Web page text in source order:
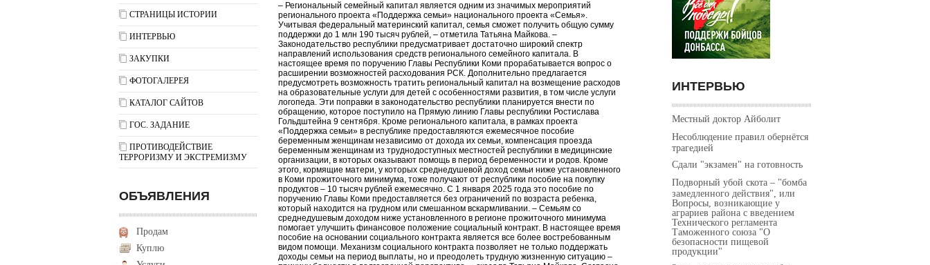
СТРАНИЦЫ ИСТОРИИ
ИНТЕРВЬЮ
ЗАКУПКИ
ФОТОГАЛЕРЕЯ
КАТАЛОГ САЙТОВ
ГОС. ЗАДАНИЕ
ПРОТИВОДЕЙСТВИЕ
ТЕРРОРИЗМУ И ЭКСТРЕМИЗМУ
ОБЪЯВЛЕНИЯ
Продам
Куплю
– Региональный семейный капитал является одним из значимых мероприятий
регионального проекта «Поддержка семьи» национального проекта «Семья».
Учитывая федеральный материнский капитал, семья сможет получить общую сумму
поддержки до 1 млн 190 тысяч рублей, – отметила Татьяна Майкова. –
Законодательство республики предусматривает достаточно широкий спектр
направлений использования средств регионального семейного капитала. В
настоящее время по поручению Главы Республики Коми прорабатывается вопрос о
расширении возможностей расходования РСК. Дополнительно предлагается
предусмотреть возможность тратить региональный капитал на возмещение расходов
на образовательные услуги для детей с особенностями развития, в том числе услуги
логопеда. Эти поправки в законодательство республики планируется внести по
обращению, которое поступило на Прямую линию Главы республики Ростислава
Гольдштейна 9 сентября. Кроме регионального капитала, в рамках проекта
«Поддержка семьи» в республике предоставляются ежемесячное пособие
беременным женщинам независимо от дохода их семьи, компенсация проезда
беременным женщинам из труднодоступных местностей республики в медицинские
организации, в которых оказывают помощь в период беременности и родов. Кроме
этого, кормящие матери, у которых среднедушевой доход семьи ниже установленного
в Коми прожиточного минимума, тоже получают от республики пособие на покупку
продуктов – 10 тысяч рублей ежемесячно. С 1 января 2025 года это пособие по
поручению Главы Коми предоставляется без ограничений по возраста ребенка,
который находится на грудном или смешанном вскармливании. – Семьям со
среднедушевым доходом ниже установленного в регионе прожиточного минимума
помогает улучшить финансовое положение социальный контракт. В настоящее время
пособие на основании социального контракта является все более востребованным
видом помощи. Механизм социального контракта позволяет не только поддержать
доходы семьи на период выплаты, но и преодолеть трудную жизненную ситуацию –
ИНТЕРВЬЮ
Местный доктор Айболит
Несоблюдение правил обернётся
трагедией
Сдали "экзамен" на готовность
Подворный убой скота – "бомба
замедленного действия", или
Вопросы, возникающие у
аграриев района с введением
Технического регламента
Таможенного союза "О
безопасности пищевой
продукции"